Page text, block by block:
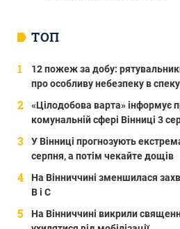
ТОП
12 пожеж за добу:
про особливу небезпеку в спеку
«Цілодобова варта» інформує
комунальній сфері Вінниці 3
У Вінниці прогнозують
серпня, а потім чекайте дощів
На Вінниччині зменшилася
В і С
На Вінниччині викрили